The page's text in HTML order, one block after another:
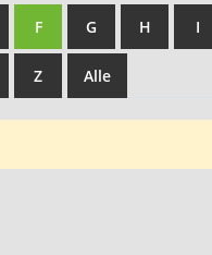
F G H I
Z Alle